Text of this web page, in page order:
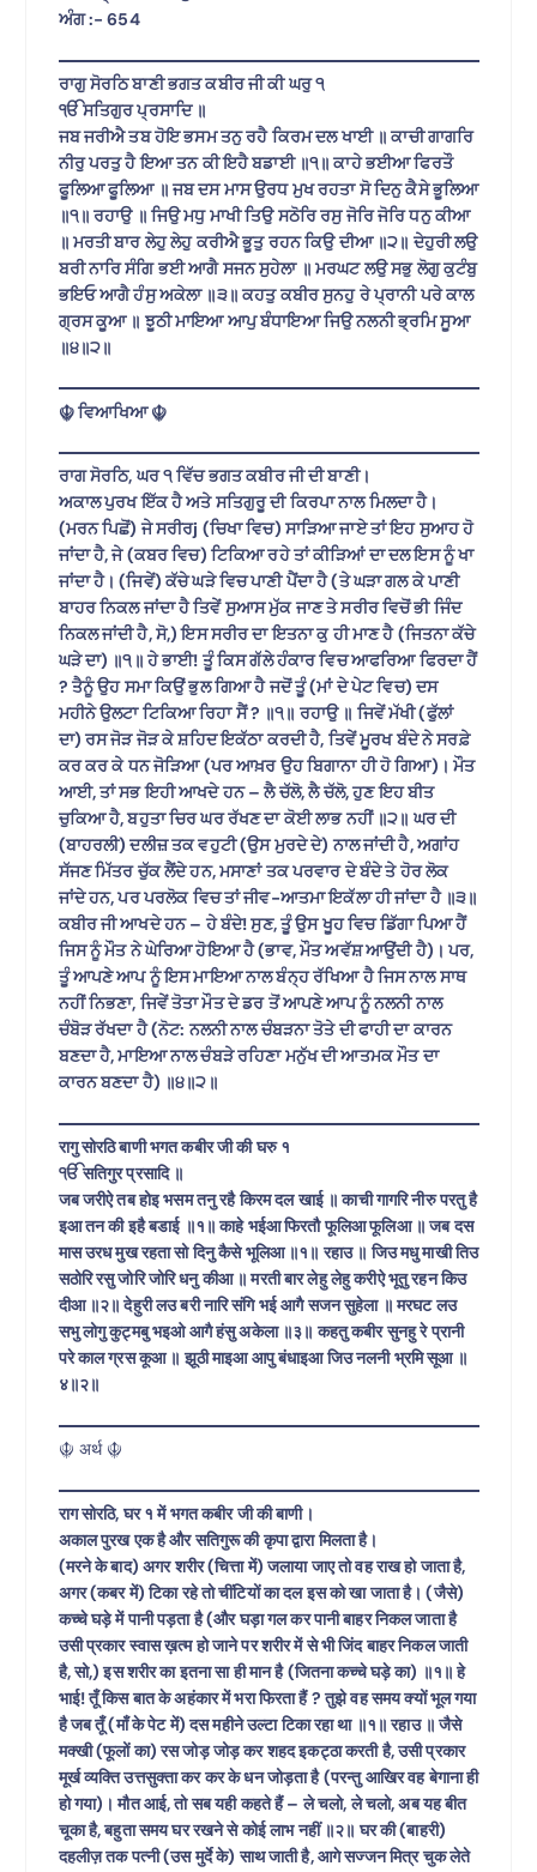
ਅੰਗ :- 654
ਰਾਗੁ ਸੋਰਠਿ ਬਾਣੀ ਭਗਤ ਕਬੀਰ ਜੀ ਕੀ ਘਰੁ ੧
ੴ ਸਤਿਗੁਰ ਪ੍ਰਸਾਦਿ ॥
ਜਬ ਜਰੀਐ ਤਬ ਹੋਇ ਭਸਮ ਤਨੁ ਰਹੈ ਕਿਰਮ ਦਲ ਖਾਈ ॥ ਕਾਚੀ ਗਾਗਰਿ
ਨੀਰੁ ਪਰਤੁ ਹੈ ਇਆ ਤਨ ਕੀ ਇਹੈ ਬਡਾਈ ॥੧॥ ਕਾਹੇ ਭਈਆ ਫਿਰਤੌ
ਫੂਲਿਆ ਫੂਲਿਆ ॥ ਜਬ ਦਸ ਮਾਸ ਉਰਧ ਮੁਖ ਰਹਤਾ ਸੋ ਦਿਨੁ ਕੈਸੇ ਭੂਲਿਆ
॥੧॥ ਰਹਾਉ ॥ ਜਿਉ ਮਧੁ ਮਾਖੀ ਤਿਉ ਸਠੋਰਿ ਰਸੁ ਜੋਰਿ ਜੋਰਿ ਧਨੁ ਕੀਆ
॥ ਮਰਤੀ ਬਾਰ ਲੇਹੁ ਲੇਹੁ ਕਰੀਐ ਭੂਤੁ ਰਹਨ ਕਿਉ ਦੀਆ ॥੨॥ ਦੇਹੁਰੀ ਲਉ
ਬਰੀ ਨਾਰਿ ਸੰਗਿ ਭਈ ਆਗੈ ਸਜਨ ਸੁਹੇਲਾ ॥ ਮਰਘਟ ਲਉ ਸਭੁ ਲੋਗੁ ਕੁਟੰਬੁ
ਭਇਓ ਆਗੈ ਹੰਸੁ ਅਕੇਲਾ ॥੩॥ ਕਹਤੁ ਕਬੀਰ ਸੁਨਹੁ ਰੇ ਪ੍ਰਾਨੀ ਪਰੇ ਕਾਲ
ਗ੍ਰਸ ਕੂਆ ॥ ਝੂਠੀ ਮਾਇਆ ਆਪੁ ਬੰਧਾਇਆ ਜਿਉ ਨਲਨੀ ਭ੍ਰਮਿ ਸੂਆ
॥੪॥੨॥
☬ ਵਿਆਖਿਆ ☬
ਰਾਗ ਸੋਰਠਿ, ਘਰ ੧ ਵਿੱਚ ਭਗਤ ਕਬੀਰ ਜੀ ਦੀ ਬਾਣੀ।
ਅਕਾਲ ਪੁਰਖ ਇੱਕ ਹੈ ਅਤੇ ਸਤਿਗੁਰੂ ਦੀ ਕਿਰਪਾ ਨਾਲ ਮਿਲਦਾ ਹੈ।
(ਮਰਨ ਪਿਛੋਂ) ਜੇ ਸਰੀਰj (ਚਿਖਾ ਵਿਚ) ਸਾੜਿਆ ਜਾਏ ਤਾਂ ਇਹ ਸੁਆਹ ਹੋ
ਜਾਂਦਾ ਹੈ, ਜੇ (ਕਬਰ ਵਿਚ) ਟਿਕਿਆ ਰਹੇ ਤਾਂ ਕੀੜਿਆਂ ਦਾ ਦਲ ਇਸ ਨੂੰ ਖਾ
ਜਾਂਦਾ ਹੈ। (ਜਿਵੇਂ) ਕੱਚੇ ਘੜੇ ਵਿਚ ਪਾਣੀ ਪੈਂਦਾ ਹੈ (ਤੇ ਘੜਾ ਗਲ ਕੇ ਪਾਣੀ
ਬਾਹਰ ਨਿਕਲ ਜਾਂਦਾ ਹੈ ਤਿਵੇਂ ਸੁਆਸ ਮੁੱਕ ਜਾਣ ਤੇ ਸਰੀਰ ਵਿਚੋਂ ਭੀ ਜਿੰਦ
ਨਿਕਲ ਜਾਂਦੀ ਹੈ, ਸੋ,) ਇਸ ਸਰੀਰ ਦਾ ਇਤਨਾ ਕੁ ਹੀ ਮਾਣ ਹੈ (ਜਿਤਨਾ ਕੱਚੇ
ਘੜੇ ਦਾ) ॥੧॥ ਹੇ ਭਾਈ! ਤੂੰ ਕਿਸ ਗੱਲੇ ਹੰਕਾਰ ਵਿਚ ਆਫਰਿਆ ਫਿਰਦਾ ਹੈਂ
? ਤੈਨੂੰ ਉਹ ਸਮਾ ਕਿਉਂ ਭੁਲ ਗਿਆ ਹੈ ਜਦੋਂ ਤੂੰ (ਮਾਂ ਦੇ ਪੇਟ ਵਿਚ) ਦਸ
ਮਹੀਨੇ ਉਲਟਾ ਟਿਕਿਆ ਰਿਹਾ ਸੈਂ ? ॥੧॥ ਰਹਾਉ ॥ ਜਿਵੇਂ ਮੱਖੀ (ਫੁੱਲਾਂ
ਦਾ) ਰਸ ਜੋੜ ਜੋੜ ਕੇ ਸ਼ਹਿਦ ਇਕੱਠਾ ਕਰਦੀ ਹੈ, ਤਿਵੇਂ ਮੂਰਖ ਬੰਦੇ ਨੇ ਸਰਫ਼ੇ
ਕਰ ਕਰ ਕੇ ਧਨ ਜੋੜਿਆ (ਪਰ ਆਖ਼ਰ ਉਹ ਬਿਗਾਨਾ ਹੀ ਹੋ ਗਿਆ)। ਮੌਤ
ਆਈ, ਤਾਂ ਸਭ ਇਹੀ ਆਖਦੇ ਹਨ – ਲੈ ਚੱਲੋ, ਲੈ ਚੱਲੋ, ਹੁਣ ਇਹ ਬੀਤ
ਚੁਕਿਆ ਹੈ, ਬਹੁਤਾ ਚਿਰ ਘਰ ਰੱਖਣ ਦਾ ਕੋਈ ਲਾਭ ਨਹੀਂ ॥੨॥ ਘਰ ਦੀ
(ਬਾਹਰਲੀ) ਦਲੀਜ਼ ਤਕ ਵਹੁਟੀ (ਉਸ ਮੁਰਦੇ ਦੇ) ਨਾਲ ਜਾਂਦੀ ਹੈ, ਅਗਾਂਹ
ਸੱਜਣ ਮਿੱਤਰ ਚੁੱਕ ਲੈਂਦੇ ਹਨ, ਮਸਾਣਾਂ ਤਕ ਪਰਵਾਰ ਦੇ ਬੰਦੇ ਤੇ ਹੋਰ ਲੋਕ
ਜਾਂਦੇ ਹਨ, ਪਰ ਪਰਲੋਕ ਵਿਚ ਤਾਂ ਜੀਵ-ਆਤਮਾ ਇਕੱਲਾ ਹੀ ਜਾਂਦਾ ਹੈ ॥੩॥
ਕਬੀਰ ਜੀ ਆਖਦੇ ਹਨ – ਹੇ ਬੰਦੇ! ਸੁਣ, ਤੂੰ ਉਸ ਖੂਹ ਵਿਚ ਡਿੱਗਾ ਪਿਆ ਹੈਂ
ਜਿਸ ਨੂੰ ਮੌਤ ਨੇ ਘੇਰਿਆ ਹੋਇਆ ਹੈ (ਭਾਵ, ਮੌਤ ਅਵੱਸ਼ ਆਉਂਦੀ ਹੈ)। ਪਰ,
ਤੂੰ ਆਪਣੇ ਆਪ ਨੂੰ ਇਸ ਮਾਇਆ ਨਾਲ ਬੰਨ੍ਹ ਰੱਖਿਆ ਹੈ ਜਿਸ ਨਾਲ ਸਾਥ
ਨਹੀਂ ਨਿਭਣਾ, ਜਿਵੇਂ ਤੋਤਾ ਮੌਤ ਦੇ ਡਰ ਤੋਂ ਆਪਣੇ ਆਪ ਨੂੰ ਨਲਨੀ ਨਾਲ
ਚੰਬੋੜ ਰੱਖਦਾ ਹੈ (ਨੋਟ: ਨਲਨੀ ਨਾਲ ਚੰਬੜਨਾ ਤੋਤੇ ਦੀ ਫਾਹੀ ਦਾ ਕਾਰਨ
ਬਣਦਾ ਹੈ, ਮਾਇਆ ਨਾਲ ਚੰਬੜੇ ਰਹਿਣਾ ਮਨੁੱਖ ਦੀ ਆਤਮਕ ਮੌਤ ਦਾ
ਕਾਰਨ ਬਣਦਾ ਹੈ) ॥੪॥੨॥
रागु सोरठि बाणी भगत कबीर जी की घरु १
ੴ सतिगुर प्रसादि ॥
जब जरीऐ तब होइ भसम तनु रहै किरम दल खाई ॥ काची गागरि नीरु परतु है
इआ तन की इहै बडाई ॥१॥ काहे भईआ फिरतौ फूलिआ फूलिआ ॥ जब दस
मास उरध मुख रहता सो दिनु कैसे भूलिआ ॥१॥ रहाउ ॥ जिउ मधु माखी तिउ
सठोरि रसु जोरि जोरि धनु कीआ ॥ मरती बार लेहु लेहु करीऐ भूतु रहन किउ
दीआ ॥२॥ देहुरी लउ बरी नारि संगि भई आगै सजन सुहेला ॥ मरघट लउ
सभु लोगु कुट्मबु भइओ आगै हंसु अकेला ॥३॥ कहतु कबीर सुनहु रे प्रानी
परे काल ग्रस कूआ ॥ झूठी माइआ आपु बंधाइआ जिउ नलनी भ्रमि सूआ ॥
४॥२॥
☬ अर्थ ☬
राग सोरठि, घर १ में भगत कबीर जी की बाणी।
अकाल पुरख एक है और सतिगुरू की कृपा द्वारा मिलता है।
(मरने के बाद) अगर शरीर (चित्ता में) जलाया जाए तो वह राख हो जाता है,
अगर (कबर में) टिका रहे तो चींटियों का दल इस को खा जाता है। (जैसे)
कच्चे घड़े में पानी पड़ता है (और घड़ा गल कर पानी बाहर निकल जाता है
उसी प्रकार स्वास ख़त्म हो जाने पर शरीर में से भी जिंद बाहर निकल जाती
है, सो,) इस शरीर का इतना सा ही मान है (जितना कच्चे घड़े का) ॥१॥ हे
भाई! तूँ किस बात के अहंकार में भरा फिरता हैं ? तुझे वह समय क्यों भूल गया
है जब तूँ (माँ के पेट में) दस महीने उल्टा टिका रहा था ॥१॥ रहाउ ॥ जैसे
मक्खी (फूलों का) रस जोड़ जोड़ कर शहद इकट्ठा करती है, उसी प्रकार
मूर्ख व्यक्ति उत्तसुक्ता कर कर के धन जोड़ता है (परन्तु आखिर वह बेगाना ही
हो गया)। मौत आई, तो सब यही कहते हैं – ले चलो, ले चलो, अब यह बीत
चूका है, बहुता समय घर रखने से कोई लाभ नहीं ॥२॥ घर की (बाहरी)
दहलीज़ तक पत्नी (उस मुर्दे के) साथ जाती है, आगे सज्जन मित्र चुक लेते